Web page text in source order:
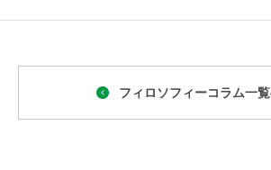
フィロソフィーコラム一